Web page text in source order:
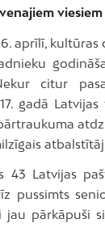
aprīlī, kultūras
citur
gadā
43 Latvijas
pussimts
pārkāpuši